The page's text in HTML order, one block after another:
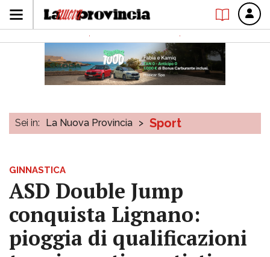
Sei in: La Nuova Provincia > Sport
GINNASTICA
ASD Double Jump
conquista Lignano:
pioggia di qualificazioni